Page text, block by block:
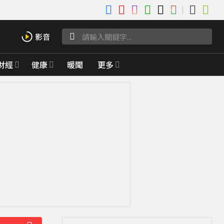
經 健康 暖聞 更多